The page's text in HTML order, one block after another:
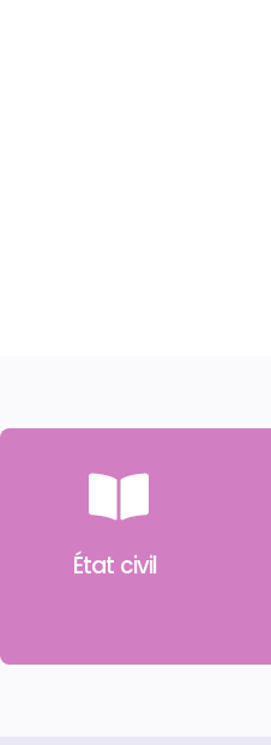
État civil